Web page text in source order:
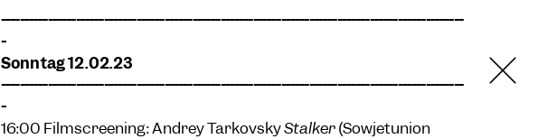
---------------------------------------------------------------------------------------------------
-
Sonntag 12.02.23
---------------------------------------------------------------------------------------------------
-
16:00 Filmscreening: Andrey TarkovskyStalker(Sowjetunion